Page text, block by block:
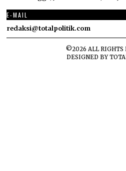
E-MAIL
redaksi@totalpolitik.com
©2026 ALL RIGHTS
DESIGNED BY